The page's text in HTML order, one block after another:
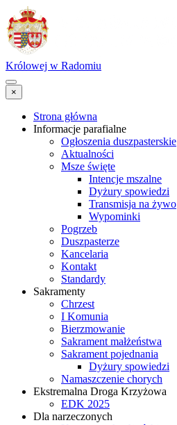
Królowej w Radomiu
×
Strona główna
Informacje parafialne
Ogłoszenia duszpasterskie
Aktualności
Msze święte
Intencje mszalne
Dyżury spowiedzi
Transmisja na żywo
Wypominki
Pogrzeb
Duszpasterze
Kancelaria
Kontakt
Standardy
Sakramenty
Chrzest
I Komunia
Bierzmowanie
Sakrament małżeństwa
Sakrament pojednania
Dyżury spowiedzi
Namaszczenie chorych
Ekstremalna Droga Krzyżowa
EDK 2025
Dla narzeczonych